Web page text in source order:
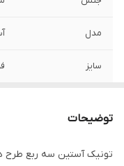
مدل
سایز
توضیحات
تونیک آستین سه ربع طرح